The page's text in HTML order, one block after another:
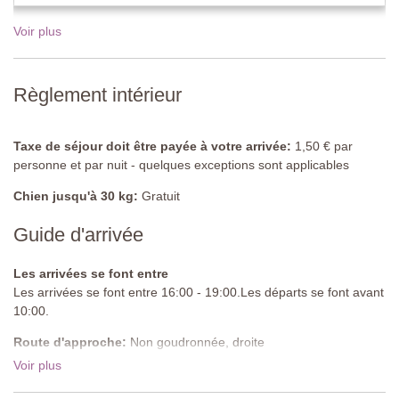
terrasse, terrasse avec pergola, table et chaises.
Cuisine professionnelle
Cuisine professionnelle entièrement équipée, meubles en inox,
dîner, à payer sur place.
Toilettes pour hommes
Toilettes pour femmes
Lavabo, toilettes
Salon
Canapé, fauteuil, table d'appoint.
Chambre 1
Voir plus
Règlement intérieur
Taxe de séjour doit être payée à votre arrivée: 1,50 € par
personne et par nuit - quelques exceptions sont applicables
Chien jusqu'à 30 kg: Gratuit
Guide d'arrivée
Les arrivées se font entre
Les arrivées se font entre 16:00 - 19:00.Les départs se font avant
10:00.
Route d'approche: Non goudronnée, droite
Parking:
Voir plus